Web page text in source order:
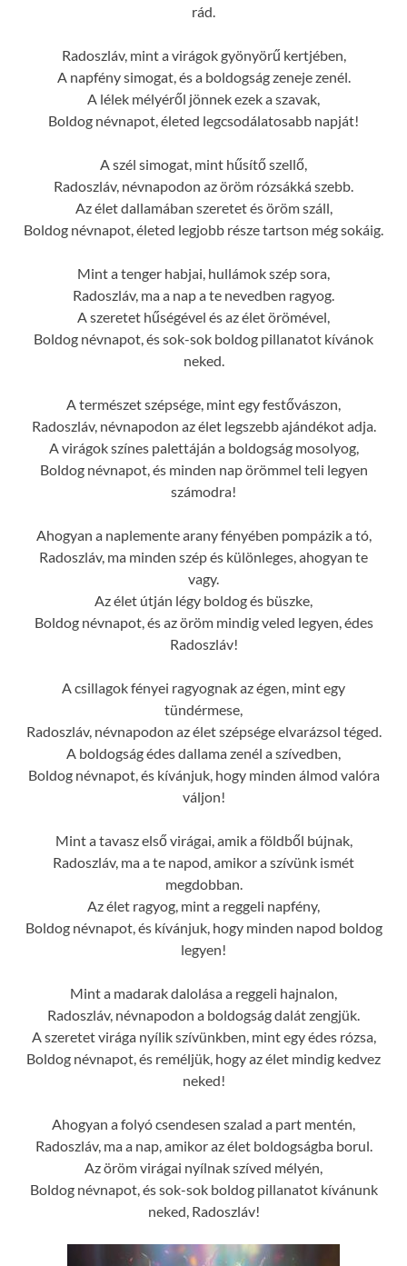
rád.
Radoszláv, mint a virágok gyönyörű kertjében,
A napfény simogat, és a boldogság zeneje zenél.
A lélek mélyéről jönnek ezek a szavak,
Boldog névnapot, életed legcsodálatosabb napját!
A szél simogat, mint hűsítő szellő,
Radoszláv, névnapodon az öröm rózsákká szebb.
Az élet dallamában szeretet és öröm száll,
Boldog névnapot, életed legjobb része tartson még sokáig.
Mint a tenger habjai, hullámok szép sora,
Radoszláv, ma a nap a te nevedben ragyog.
A szeretet hűségével és az élet örömével,
Boldog névnapot, és sok-sok boldog pillanatot kívánok
neked.
A természet szépsége, mint egy festővászon,
Radoszláv, névnapodon az élet legszebb ajándékot adja.
A virágok színes palettáján a boldogság mosolyog,
Boldog névnapot, és minden nap örömmel teli legyen
számodra!
Ahogyan a naplemente arany fényében pompázik a tó,
Radoszláv, ma minden szép és különleges, ahogyan te
vagy.
Az élet útján légy boldog és büszke,
Boldog névnapot, és az öröm mindig veled legyen, édes
Radoszláv!
A csillagok fényei ragyognak az égen, mint egy
tündérmese,
Radoszláv, névnapodon az élet szépsége elvarázsol téged.
A boldogság édes dallama zenél a szívedben,
Boldog névnapot, és kívánjuk, hogy minden álmod valóra
váljon!
Mint a tavasz első virágai, amik a földből bújnak,
Radoszláv, ma a te napod, amikor a szívünk ismét
megdobban.
Az élet ragyog, mint a reggeli napfény,
Boldog névnapot, és kívánjuk, hogy minden napod boldog
legyen!
Mint a madarak dalolása a reggeli hajnalon,
Radoszláv, névnapodon a boldogság dalát zengjük.
A szeretet virága nyílik szívünkben, mint egy édes rózsa,
Boldog névnapot, és reméljük, hogy az élet mindig kedvez
neked!
Ahogyan a folyó csendesen szalad a part mentén,
Radoszláv, ma a nap, amikor az élet boldogságba borul.
Az öröm virágai nyílnak szíved mélyén,
Boldog névnapot, és sok-sok boldog pillanatot kívánunk
neked, Radoszláv!